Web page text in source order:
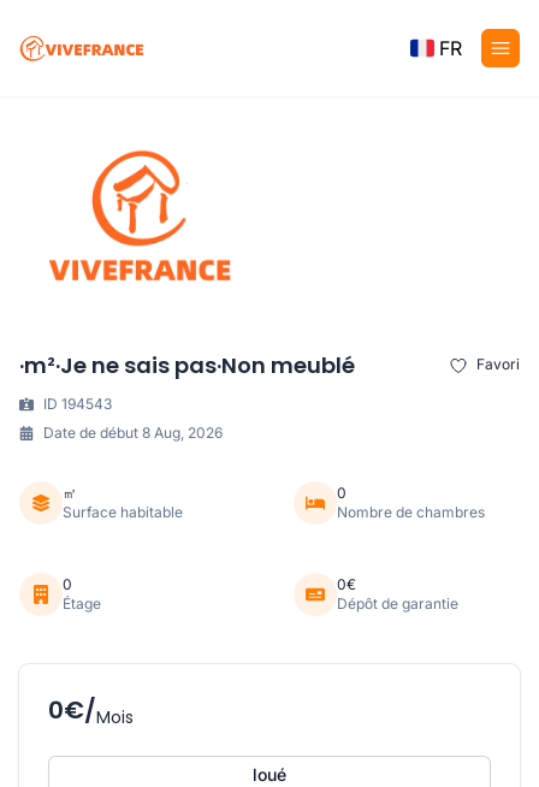
FR
·m²·Je ne sais pas·Non meublé Favori
ID 194543
Date de début 8 Aug, 2026
㎡
Surface habitable
0
Nombre de chambres
0
Étage
0€
Dépôt de garantie
0€/Mois
loué